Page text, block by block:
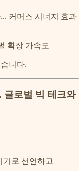
커머스 시너지 효과
확장 가속도
니다.
글로벌 빅 테크와
로 선언하고